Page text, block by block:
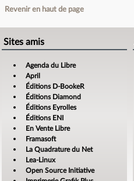
Revenir en haut de page
Sites amis
Agenda du Libre
April
Éditions D-BookeR
Éditions Diamond
Éditions Eyrolles
Éditions ENI
En Vente Libre
Framasoft
La Quadrature du Net
Lea-Linux
Open Source Initiative